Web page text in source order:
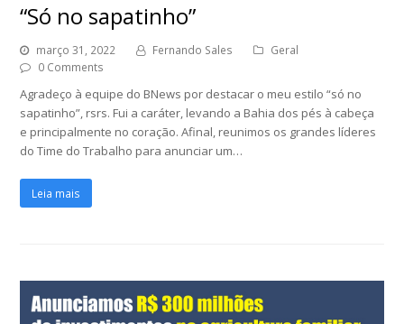
“Só no sapatinho”
março 31, 2022 Fernando Sales
Geral
0 Comments
Agradeço à equipe do BNews por destacar o meu estilo “só no
sapatinho”, rsrs. Fui a caráter, levando a Bahia dos pés à cabeça
e principalmente no coração. Afinal, reunimos os grandes líderes
do Time do Trabalho para anunciar um…
Leia mais